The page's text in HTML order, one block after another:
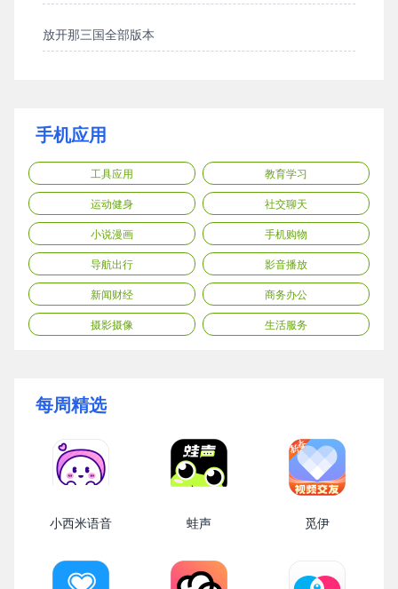
放开那三国全部版本
手机应用
工具应用 教育学习
运动健身 社交聊天
小说漫画 手机购物
导航出行 影音播放
新闻财经 商务办公
摄影摄像 生活服务
每周精选
小西米语音 蛙声 觅伊